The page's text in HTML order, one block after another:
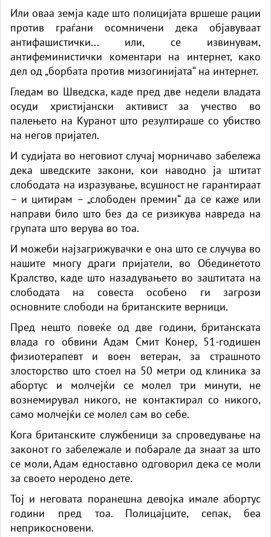
Или оваа земја каде што полицијата вршеше рации
против граѓани осомничени дека објавуваат
антифашистички... или, се извинувам,
антифеминистички коментари на интернет, како
дел од „борбата против мизогинијата“ на интернет.
Гледам во Шведска, каде пред две недели владата
осуди христијански активист за учество во
палењето на Куранот што резултираше со убиство
на негов пријател.
И судијата во неговиот случај морничаво забележа
дека шведските закони, кои наводно ја штитат
слободата на изразување, всушност не гарантираат
– и цитирам – „слободен премин“ да се каже или
направи било што без да се ризикува навреда на
групата што верува во тоа.
И можеби најзагрижувачки е она што се случува во
нашите многу драги пријатели, во Обединетото
Кралство, каде што назадувањето во заштитата на
слободата на совеста особено ги загрози
основните слободи на британските верници.
Пред нешто повеќе од две години, британската
влада го обвини Адам Смит Конер, 51-годишен
физиотерапевт и воен ветеран, за страшното
злосторство што стоел на 50 метри од клиника за
абортус и молчејќи се молел три минути, не
вознемирувал никого, не контактирал со никого,
само молчејќи се молел сам во себе.
Кога британските службеници за спроведување на
законот го забележале и побарале да знаат за што
се моли, Адам едноставно одговорил дека се моли
за своето неродено дете.
Тој и неговата поранешна девојка имале абортус
години пред тоа. Полицајците, сепак, беа
неприкосновени.